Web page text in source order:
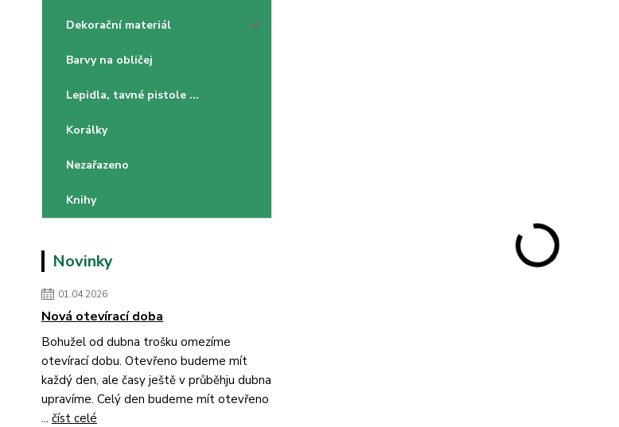
Dekorační materiál
Barvy na obličej
Lepidla, tavné pistole ...
Korálky
Nezařazeno
Knihy
Novinky
01.04.2026
Nová otevírací doba
Bohužel od dubna trošku omezíme
otevírací dobu. Otevřeno budeme mít
každý den, ale časy ještě v průběhju dubna
upravíme. Celý den budeme mít otevřeno
... číst celé